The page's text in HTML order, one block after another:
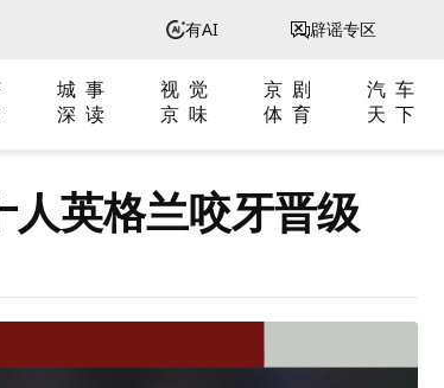
有AI 辟谣专区
城 事 视 觉 京 剧 汽 车
深 读 京 味 体 育 天 下
英格兰咬牙晋级